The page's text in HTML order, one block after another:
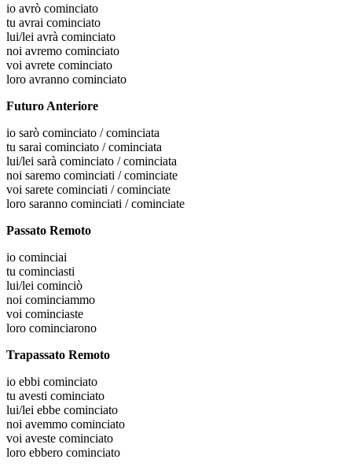
io avrò cominciato
tu avrai cominciato
lui/lei avrà cominciato
noi avremo cominciato
voi avrete cominciato
loro avranno cominciato
Futuro Anteriore
io sarò cominciato / cominciata
tu sarai cominciato / cominciata
lui/lei sarà cominciato / cominciata
noi saremo cominciati / cominciate
voi sarete cominciati / cominciate
loro saranno cominciati / cominciate
Passato Remoto
io cominciai
tu cominciasti
lui/lei cominciò
noi cominciammo
voi cominciaste
loro cominciarono
Trapassato Remoto
io ebbi cominciato
tu avesti cominciato
lui/lei ebbe cominciato
noi avemmo cominciato
voi aveste cominciato
loro ebbero cominciato